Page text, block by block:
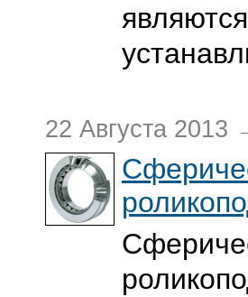
22 Августа 2013